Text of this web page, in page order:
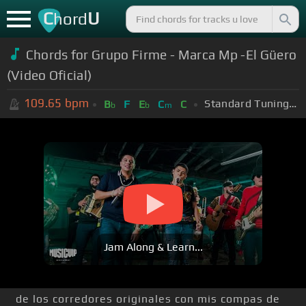
ChordU
Chords for Grupo Firme - Marca Mp -El Güero
(Video Oficial)
109.65 bpm Bb F Eb Cm C Standard Tuning (EADGBE)
Jam Along & Learn...
de los corredores originales con mis compas de